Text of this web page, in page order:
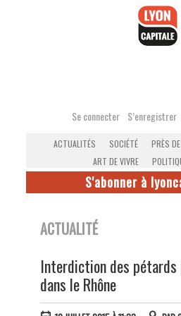
Se connecter S’enregistrer
ACTUALITÉS SOCIÉTÉ PRÈS
ART DE VIVRE
S'abonner à
ACTUALITÉ
Interdiction des
dans le Rhône